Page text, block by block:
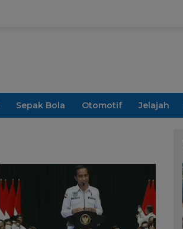
Sepak Bola Otomotif Jelajah